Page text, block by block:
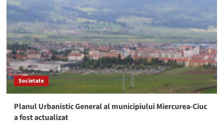
Societate
Planul Urbanistic General al municipiului Miercurea-Ciuc
a fost actualizat